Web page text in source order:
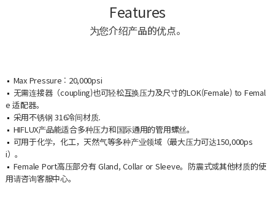
Features
为您介绍产品的优点。
Max Pressure : 20,000psi
无需连接器（coupling)也可轻松互换压力及尺寸的LOK(Female) to Femal
e 适配器。
采用不锈钢 316冷间材质.
HIFLUX产品能适合多种压力和国际通用的管用螺丝。
可用于化学，化工，天然气等多种产业领域（最大压力可达150,000ps
i）。
Female Port高压部分有 Gland, Collar or Sleeve。防震式或其他材质的使
用请咨询客服中心。